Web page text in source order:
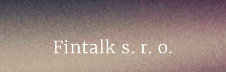
Fintalk s. r. o.